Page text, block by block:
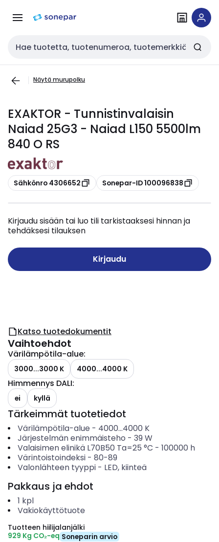
navigointiinsisältöön
Haku
Näytä murupolku
EXAKTOR - Tunnistinvalaisin
Naiad 25G3 - Naiad L150 5500lm
840 O RS
Kopioi
Sähkönro 4306652 Kopioi
Sonepar-ID 100096838
Kirjaudu sisään tai luo tili tarkistaaksesi hinnan ja
tehdäksesi tilauksen
Kirjaudu
Katso tuotedokumentit
Vaihtoehdot
Värilämpötila-alue:
3000...3000 K 4000...4000 K
Himmennys DALI:
ei kyllä
Tärkeimmät tuotetiedot
Värilämpötila-alue - 4000...4000 K
Järjestelmän enimmäisteho - 39 W
Valaisimen elinikä L70B50 Ta=25 °C - 100000 h
Värintoistoindeksi- 80-89
Valonlähteen tyyppi- LED, kiinteä
Pakkaus ja ehdot
1 kpl
Vakiokäyttötuote
Tuotteen hiilijalanjälki
929 Kg CO₂-eq Soneparin arvio